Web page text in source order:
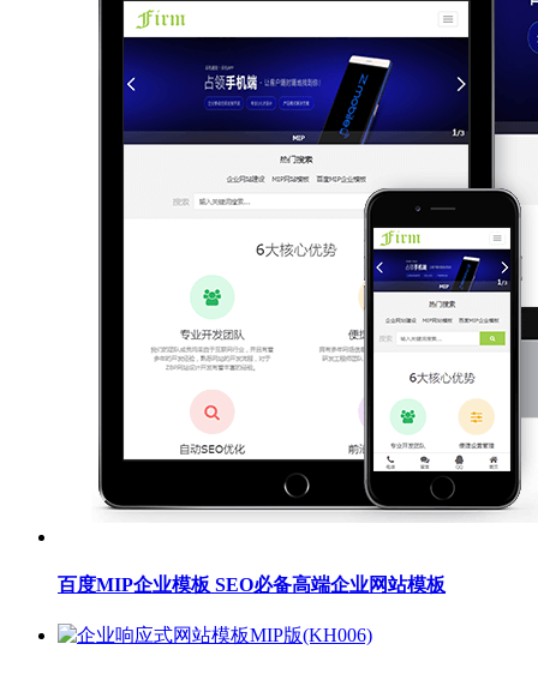
百度MIP企业模板 SEO必备高端企业网站模板